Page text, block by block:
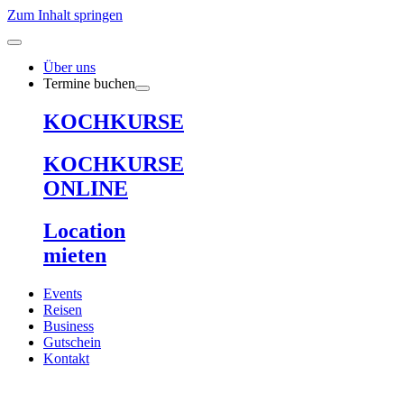
Zum Inhalt springen
Über uns
Termine buchen
KOCHKURSE
KOCHKURSE
ONLINE
Location
mieten
Events
Reisen
Business
Gutschein
Kontakt